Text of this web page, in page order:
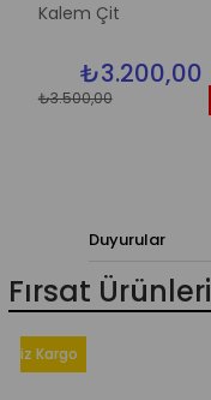
Kalem Çit
₺3.200,00
₺3.500,00
Duyurular
Fırsat Ürünleri